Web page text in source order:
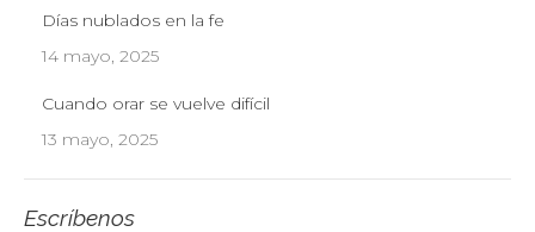
Días nublados en la fe
14 mayo, 2025
Cuando orar se vuelve difícil
13 mayo, 2025
Escríbenos